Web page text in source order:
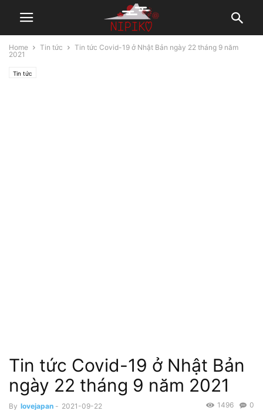
Home Tin tức
Tin tức Covid-19 ở Nhật Bản ngày 22 tháng 9 năm
2021
Tin tức
Tin tức Covid-19 ở Nhật Bản
ngày 22 tháng 9 năm 2021
By lovejapan - 2021-09-22 0
1496